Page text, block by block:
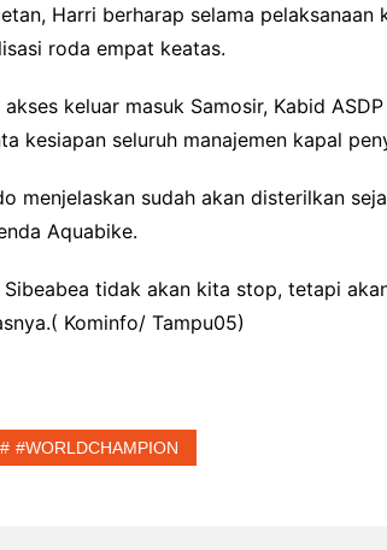
Harri berharap selama pelaksanaan
roda empat keatas.
keluar masuk Samosir, Kabid
kesiapan seluruh manajemen kapal
menjelaskan sudah akan disterilkan
Aquabike.
Sibeabea tidak akan kita stop, tetapi
Kominfo/ Tampu05)
#WORLDCHAMPION